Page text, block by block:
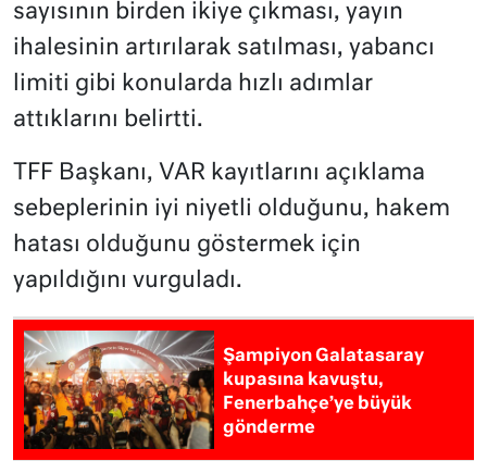
sayısının birden ikiye çıkması, yayın
ihalesinin artırılarak satılması, yabancı
limiti gibi konularda hızlı adımlar
attıklarını belirtti.
TFF Başkanı, VAR kayıtlarını açıklama
sebeplerinin iyi niyetli olduğunu, hakem
hatası olduğunu göstermek için
yapıldığını vurguladı.
Şampiyon Galatasaray
kupasına kavuştu,
Fenerbahçe’ye büyük
gönderme